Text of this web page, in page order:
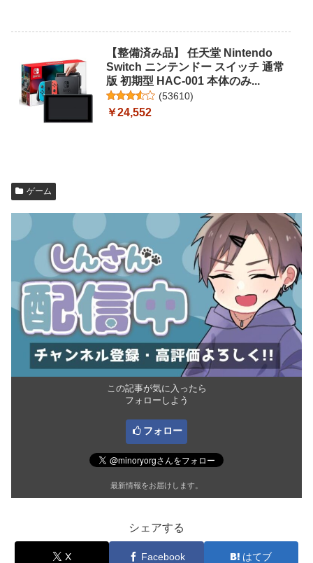
【整備済み品】 任天堂 Nintendo
Switch ニンテンドー スイッチ 通常
版 初期型 HAC-001 本体のみ...
(53610)
￥24,552
ゲーム
この記事が気に入ったら
フォローしよう
フォロー
最新情報をお届けします。
シェアする
X Facebook はてブ